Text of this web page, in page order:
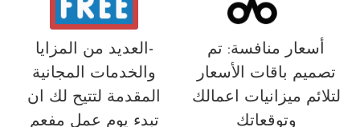
أسعار منافسة: تم
تصميم باقات الأسعار
لتلائم ميزانيات اعمالك
وتوقعاتك
-العديد من المزايا
والخدمات المجانية
المقدمة لتتيح لك ان
تبدء يوم عمل مفعم